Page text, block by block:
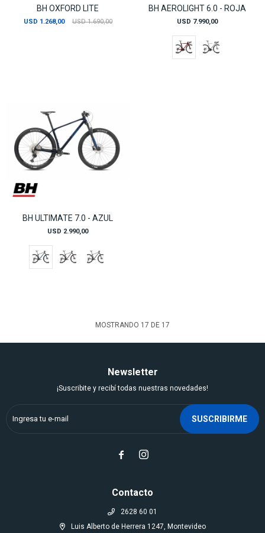
BH OXFORD LITE
USD 1.268,00 USD 1.690,00
BH AEROLIGHT 6.0 - ROJA
USD 7.990,00
BH ULTIMATE 7.0 - AZUL
USD 2.990,00
MOSTRANDO 17 DE 17
Contacto
2628 60 01
Luis Alberto de Herrera 1247, Montevideo
Newsletter
¡Suscribite y recibí todas nuestras novedades!
SUSCRIBIRME
 